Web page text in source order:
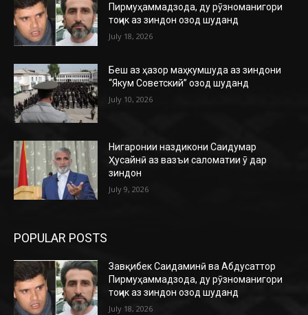
Пирмуҳаммадзода, ду рӯзноманигори
тоҷик аз зиндон озод шуданд
July 18, 2026
Беш аз ҳазор маҳкумшуда аз зиндони
“Якум Советский” озод шуданд
July 10, 2026
Нигаронии наздикони Саидумар
Ҳусайнӣ аз вазъи саломатии ӯ дар
зиндон
July 9, 2026
POPULAR POSTS
Завқибек Саидаминӣ ва Абдусаттор
Пирмуҳаммадзода, ду рӯзноманигори
тоҷик аз зиндон озод шуданд
July 18, 2026